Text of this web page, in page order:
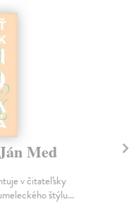
Med
v čitateľsky
štýlu...